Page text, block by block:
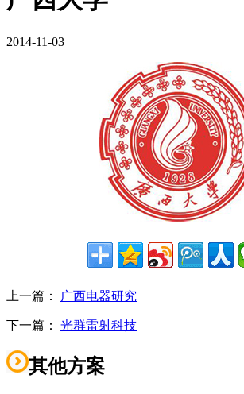
2014-11-03
上一篇： 广西电器研究
下一篇： 光群雷射科技
其他方案